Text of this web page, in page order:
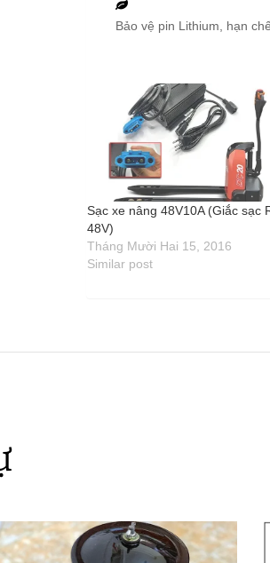
Bảo vệ pin Lithium, hạn
Sạc xe nâng 48V10A (Giắc sạc
48V)
Tháng Mười Hai 15, 2016
Similar post